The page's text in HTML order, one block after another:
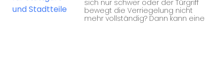
sich nur schwer oder der Türgriff
bewegt die Verriegelung nicht
mehr vollständig? Dann kann eine